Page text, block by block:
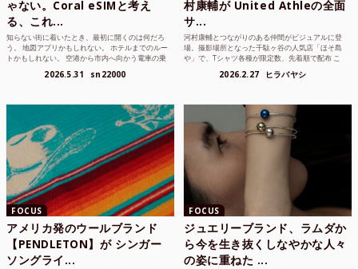
ゃない。Coral eSIMと考え
る、これ...
知らない街に着いたとき、最初に開くのは何だろ
う。 地図アプリかもしれない。 ホテルまでのルー
トかもしれない。 空港から市内へ向かう電車の乗
2026.5.31 sn22000
村康輔が United Athleの全面
サ...
河村康輔とつながりのある仲間がビジュアルに登
場。撮影場所となった千駄ヶ谷の人気店「ほそ島
や」で、Tシャツ各種が限定数、先着順で配布 こ
2026.2.27 ヒラバヤシ
FOCUS
アメリカ発のウールブランド
【PENDLETON】が シンガー
ソングライ...
FOCUS
ジュエリーブランド、ラムダか
ら今を生き抜くしなやかな人々
の姿に重ねた ...